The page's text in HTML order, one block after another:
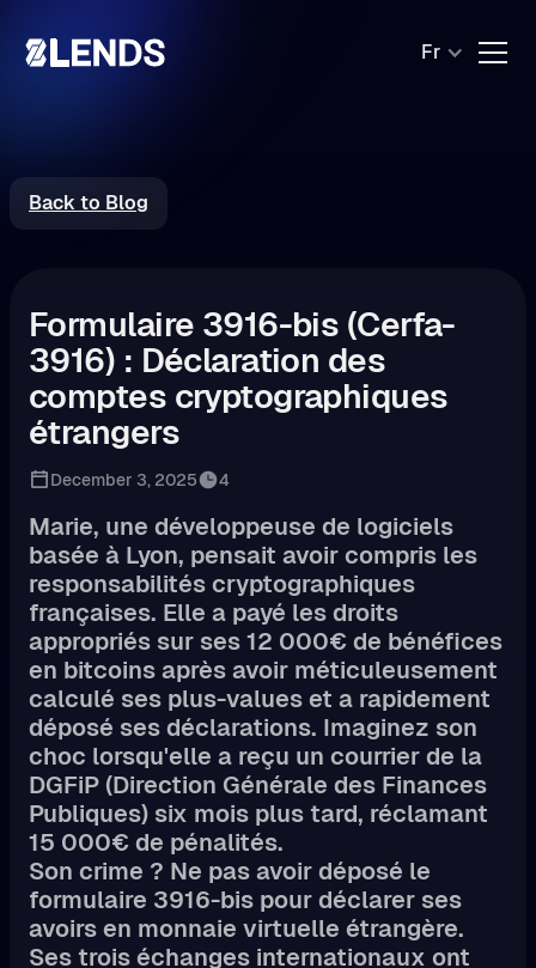
Fr
Back to Blog
Formulaire 3916-bis (Cerfa-
3916) : Déclaration des
comptes cryptographiques
étrangers
December 3, 2025 4
Marie, une développeuse de logiciels
basée à Lyon, pensait avoir compris les
responsabilités cryptographiques
françaises. Elle a payé les droits
appropriés sur ses 12 000€ de bénéfices
en bitcoins après avoir méticuleusement
calculé ses plus-values et a rapidement
déposé ses déclarations. Imaginez son
choc lorsqu'elle a reçu un courrier de la
DGFiP (Direction Générale des Finances
Publiques) six mois plus tard, réclamant
15 000€ de pénalités.
Son crime ? Ne pas avoir déposé le
formulaire 3916-bis pour déclarer ses
avoirs en monnaie virtuelle étrangère.
Ses trois échanges internationaux ont